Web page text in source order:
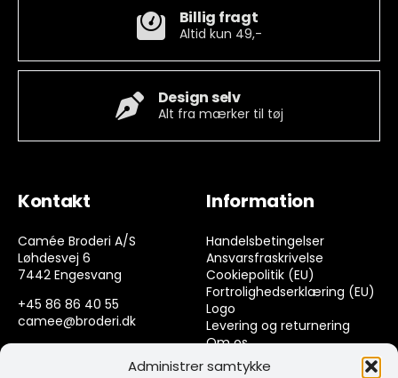
Administrer samtykke
Billig fragt
Altid kun 49,-
Design selv
Alt fra mærker til tøj
Kontakt
Camée Broderi A/S
Løhdesvej 6
7442 Engesvang
+45 86 86 40 55
camee@broderi.dk
Information
Handelsbetingelser
Ansvarsfraskrivelse
Cookiepolitik (EU)
Fortrolighedserklæring (EU)
Logo
Levering og returnering
Om os
Kontakt